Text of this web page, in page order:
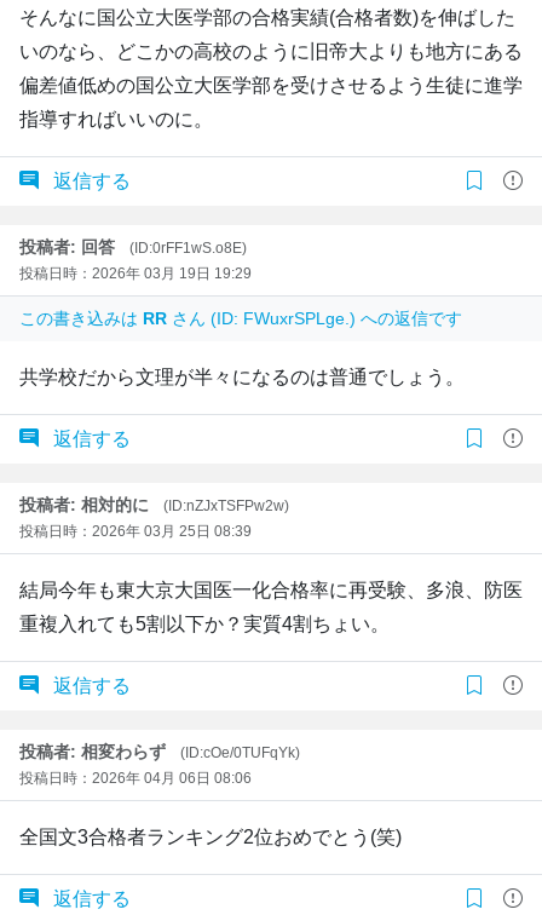
そんなに国公立大医学部の合格実績(合格者数)を伸ばした
いのなら、どこかの高校のように旧帝大よりも地方にある
偏差値低めの国公立大医学部を受けさせるよう生徒に進学
指導すればいいのに。
返信する
投稿者: 回答
(ID:0rFF1wS.o8E)
投稿日時：2026年 03月 19日 19:29
この書き込みは RR さん (ID: FWuxrSPLge.) への返信です
共学校だから文理が半々になるのは普通でしょう。
返信する
投稿者: 相対的に
(ID:nZJxTSFPw2w)
投稿日時：2026年 03月 25日 08:39
結局今年も東大京大国医一化合格率に再受験、多浪、防医
重複入れても5割以下か？実質4割ちょい。
返信する
投稿者: 相変わらず
(ID:cOe/0TUFqYk)
投稿日時：2026年 04月 06日 08:06
全国文3合格者ランキング2位おめでとう(笑)
返信する